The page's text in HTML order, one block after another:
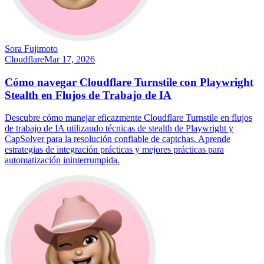
Sora Fujimoto
CloudflareMar 17, 2026
Cómo navegar Cloudflare Turnstile con Playwright
Stealth en Flujos de Trabajo de IA
Descubre cómo manejar eficazmente Cloudflare Turnstile en flujos
de trabajo de IA utilizando técnicas de stealth de Playwright y
CapSolver para la resolución confiable de captchas. Aprende
estrategias de integración prácticas y mejores prácticas para
automatización ininterrumpida.